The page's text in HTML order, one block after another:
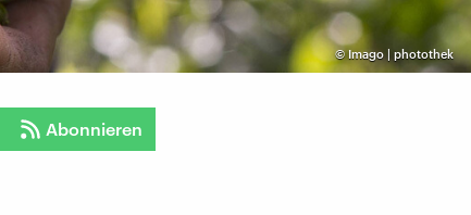
©Imago | photothek
Abonnieren